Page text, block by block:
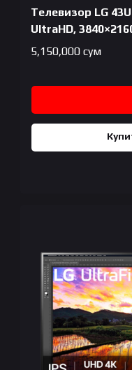
Телевизор LG
UltraHD,
5,150,000 сум